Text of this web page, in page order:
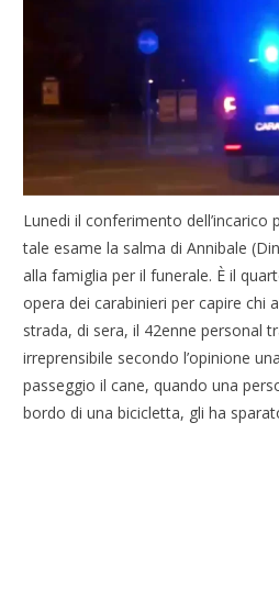
Lunedi il conferimento dell’incarico
tale esame la salma di Annibale
alla famiglia per il funerale. È il
opera dei carabinieri per capire chi
strada, di sera, il 42enne personal
irreprensibile secondo l’opinione
passeggio il cane, quando una
bordo di una bicicletta, gli ha